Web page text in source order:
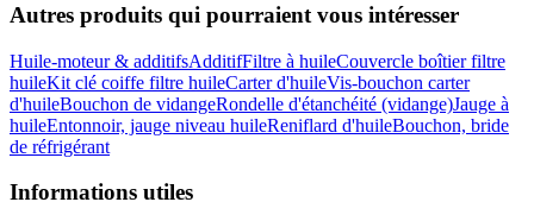
Autres produits qui pourraient vous intéresser
Huile-moteur & additifsAdditifFiltre à huileCouvercle boîtier filtre
huileKit clé coiffe filtre huileCarter d'huileVis-bouchon carter
d'huileBouchon de vidangeRondelle d'étanchéité (vidange)Jauge à
huileEntonnoir, jauge niveau huileReniflard d'huileBouchon, bride
de réfrigérant
Informations utiles